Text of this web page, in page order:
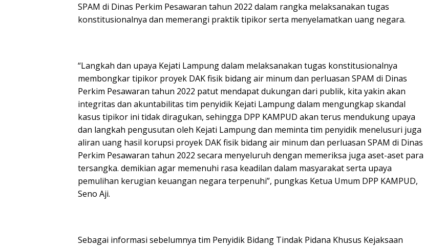
SPAM di Dinas Perkim Pesawaran tahun 2022 dalam rangka melaksanakan tugas
konstitusionalnya dan memerangi praktik tipikor serta menyelamatkan uang negara.
“Langkah dan upaya Kejati Lampung dalam melaksanakan tugas konstitusionalnya
membongkar tipikor proyek DAK fisik bidang air minum dan perluasan SPAM di Dinas
Perkim Pesawaran tahun 2022 patut mendapat dukungan dari publik, kita yakin akan
integritas dan akuntabilitas tim penyidik Kejati Lampung dalam mengungkap skandal
kasus tipikor ini tidak diragukan, sehingga DPP KAMPUD akan terus mendukung upaya
dan langkah pengusutan oleh Kejati Lampung dan meminta tim penyidik menelusuri juga
aliran uang hasil korupsi proyek DAK fisik bidang air minum dan perluasan SPAM di Dinas
Perkim Pesawaran tahun 2022 secara menyeluruh dengan memeriksa juga aset-aset para
tersangka. demikian agar memenuhi rasa keadilan dalam masyarakat serta upaya
pemulihan kerugian keuangan negara terpenuhi”, pungkas Ketua Umum DPP KAMPUD,
Seno Aji.
Sebagai informasi sebelumnya tim Penyidik Bidang Tindak Pidana Khusus Kejaksaan